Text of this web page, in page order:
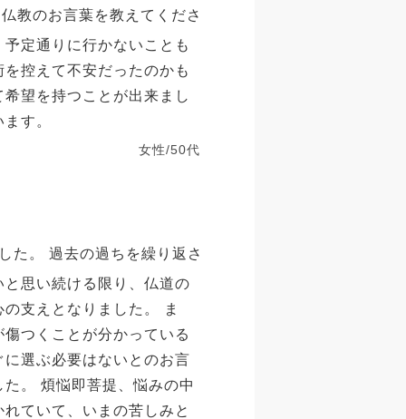
教のお言葉を教えてくださ
定通りに行かないことも
控えて不安だったのかも
望を持つことが出来まし
す。
女性/50代
た。 過去の過ちを繰り返さ
思い続ける限り、仏道の
の支えとなりました。 ま
つくことが分かっている
選ぶ必要はないとのお言
。 煩悩即菩提、悩みの中
ていて、いまの苦しみと